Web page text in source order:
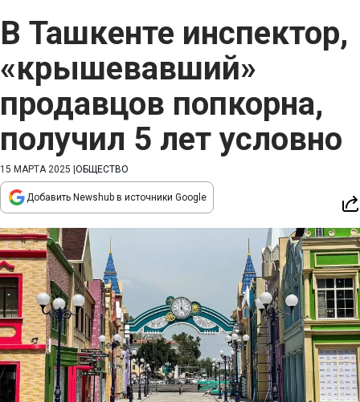
В Ташкенте инспектор,
«крышевавший»
продавцов попкорна,
получил 5 лет условно
15 МАРТА 2025 ОБЩЕСТВО
Добавить Newshub в источники Google